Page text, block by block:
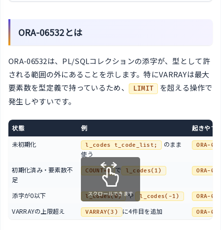
ORA-06532とは
ORA-06532は、PL/SQLコレクションの添字が、型として許
される範囲の外にあることを示します。特にVARRAYは最大
要素数を型定義で持っているため、
LIMIT
を超える操作で
発生しやすいです。
状態 例
起きやす
未初期化
l_codes t_code_list;
のまま
使う
ORA-
初期化済み・要素数不
足
COUNT=0 で l_codes(1) ORA-
添字が0以下 l_codes(0) や l_codes(-1) ORA-
VARRAYの上限超え VARRAY(3) に4件目を追加 ORA-
スクロールできます